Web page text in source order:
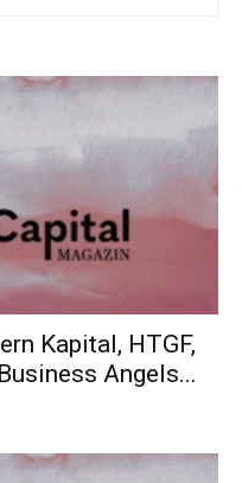
Kapital, HTGF,
Angels...